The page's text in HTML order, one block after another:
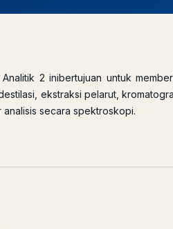
2 inibertujuan untuk
ekstraksi pelarut,
secara spektroskopi.